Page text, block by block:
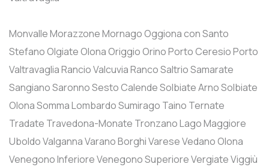
MonvalleMorazzoneMornago Oggiona con Santo
Stefano Olgiate Olona Origgio OrinoPorto CeresioPorto
ValtravagliaRancio ValcuviaRancoSaltrioSamarate
SangianoSaronnoSesto CalendeSolbiate ArnoSolbiate
OlonaSomma LombardoSumirago Taino Ternate
Tradate Travedona-Monate Tronzano Lago Maggiore
UboldoValgannaVarano BorghiVareseVedano Olona
Venegono InferioreVenegono SuperioreVergiateViggiù